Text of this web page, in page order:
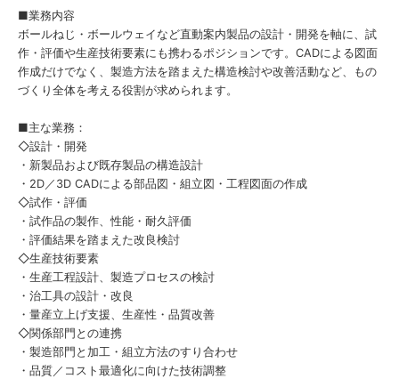
■業務内容
ボールねじ・ボールウェイなど直動案内製品の設計・開発を軸に、試
作・評価や生産技術要素にも携わるポジションです。CADによる図面
作成だけでなく、製造方法を踏まえた構造検討や改善活動など、もの
づくり全体を考える役割が求められます。
■主な業務：
◇設計・開発
・新製品および既存製品の構造設計
・2D／3D CADによる部品図・組立図・工程図面の作成
◇試作・評価
・試作品の製作、性能・耐久評価
・評価結果を踏まえた改良検討
◇生産技術要素
・生産工程設計、製造プロセスの検討
・治工具の設計・改良
・量産立上げ支援、生産性・品質改善
◇関係部門との連携
・製造部門と加工・組立方法のすり合わせ
・品質／コスト最適化に向けた技術調整